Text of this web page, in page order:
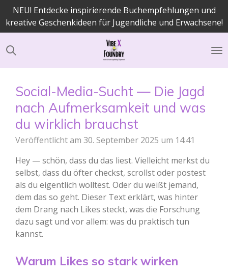
Zum
Hauptinhalt
springen
NEU! Entdecke inspirierende Buchempfehlungen und
kreative Geschenkideen für Jugendliche und Erwachsene!
Social-Media-Sucht — Die Jagd
nach Aufmerksamkeit und was
du wirklich brauchst
Veröffentlicht am 30. September 2025 um 14:41
Hey — schön, dass du das liest. Vielleicht merkst du
selbst, dass du öfter checkst, scrollst oder postest
als du eigentlich wolltest. Oder du weißt jemand,
dem das so geht. Dieser Text erklärt, was hinter
dem Drang nach Likes steckt, was die Forschung
dazu sagt und vor allem: was du praktisch tun
kannst.
Warum Likes so stark wirken